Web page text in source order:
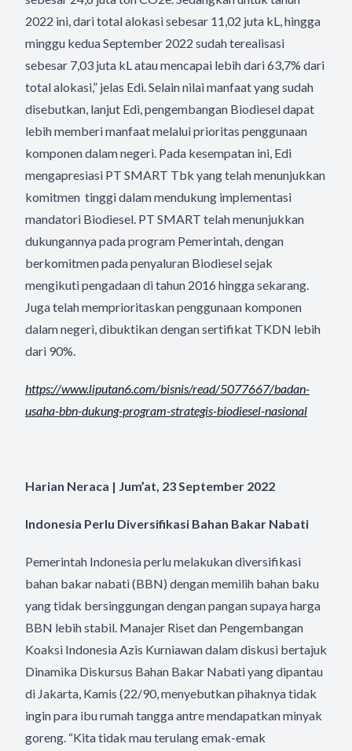
2022 ini, dari total alokasi sebesar 11,02 juta kL, hingga
minggu kedua September 2022 sudah terealisasi
sebesar 7,03 juta kL atau mencapai lebih dari 63,7% dari
total alokasi,” jelas Edi. Selain nilai manfaat yang sudah
disebutkan, lanjut Edi, pengembangan Biodiesel dapat
lebih memberi manfaat melalui prioritas penggunaan
komponen dalam negeri. Pada kesempatan ini, Edi
mengapresiasi PT SMART Tbk yang telah menunjukkan
komitmen tinggi dalam mendukung implementasi
mandatori Biodiesel. PT SMART telah menunjukkan
dukungannya pada program Pemerintah, dengan
berkomitmen pada penyaluran Biodiesel sejak
mengikuti pengadaan di tahun 2016 hingga sekarang.
Juga telah memprioritaskan penggunaan komponen
dalam negeri, dibuktikan dengan sertifikat TKDN lebih
dari 90%.
https://www.liputan6.com/bisnis/read/5077667/badan-
usaha-bbn-dukung-program-strategis-biodiesel-nasional
Harian Neraca | Jum’at, 23 September 2022
Indonesia Perlu Diversifikasi Bahan Bakar Nabati
Pemerintah Indonesia perlu melakukan diversifikasi
bahan bakar nabati (BBN) dengan memilih bahan baku
yang tidak bersinggungan dengan pangan supaya harga
BBN lebih stabil. Manajer Riset dan Pengembangan
Koaksi Indonesia Azis Kurniawan dalam diskusi bertajuk
Dinamika Diskursus Bahan Bakar Nabati yang dipantau
di Jakarta, Kamis (22/90, menyebutkan pihaknya tidak
ingin para ibu rumah tangga antre mendapatkan minyak
goreng. “Kita tidak mau terulang emak-emak